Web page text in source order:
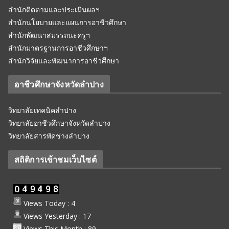
สำนักติดตามและประเมินผลฯ
สำนักนโยบายและแผนการอาชีวศึกษา
สำนักพัฒนาสมรรถนะครูฯ
สำนักมาตรฐานการอาชีวศึกษาฯ
สำนักวิจัยและพัฒนาการอาชีวศึกษา
อาชีวศึกษาจังหวัดลำปาง
วิทยาลัยเทคนิคลำปาง
วิทยาลัยอาชีวศึกษาจังหวัดลำปาง
วิทยาลัยสารพัดช่างลำปาง
สถิติการเข้าชมเว็บไซต์
Views Today : 4
Views Yesterday : 17